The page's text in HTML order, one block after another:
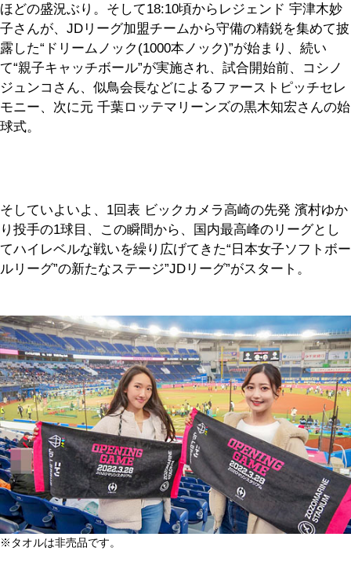
ほどの盛況ぶり。そして18:10頃からレジェンド 宇津木妙
子さんが、JDリーグ加盟チームから守備の精鋭を集めて披
露した“ドリームノック(1000本ノック)”が始まり、続い
て“親子キャッチボール”が実施され、試合開始前、コシノ
ジュンコさん、似鳥会長などによるファーストピッチセレ
モニー、次に元 千葉ロッテマリーンズの黒木知宏さんの始
球式。
そしていよいよ、1回表 ビックカメラ高崎の先発 濱村ゆか
り投手の1球目、この瞬間から、国内最高峰のリーグとし
てハイレベルな戦いを繰り広げてきた“日本女子ソフトボー
ルリーグ”の新たなステージ”JDリーグ”がスタート。
※タオルは非売品です。